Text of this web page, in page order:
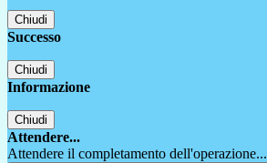
Chiudi
Successo
Chiudi
Informazione
Chiudi
Attendere...
Attendere il completamento dell'operazione...